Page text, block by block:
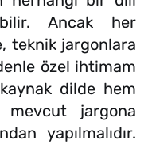
Ancak her
teknik jargonlara
özel ihtimam
dilde hem
jargona
yapılmalıdır.